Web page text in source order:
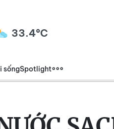
33.4°C
sốngSpotlight